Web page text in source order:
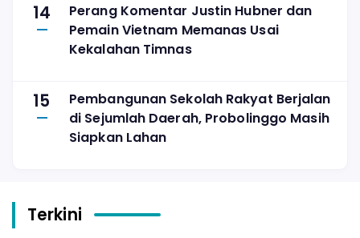
14
Perang Komentar Justin Hubner dan
Pemain Vietnam Memanas Usai
Kekalahan Timnas
15
Pembangunan Sekolah Rakyat Berjalan
di Sejumlah Daerah, Probolinggo Masih
Siapkan Lahan
Terkini